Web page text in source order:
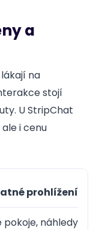
a
na
stojí
U StripChat
i cenu
prohlížení
pokoje, náhledy